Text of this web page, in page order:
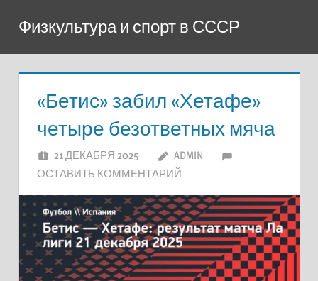
содержимому
Физкультура и спорт в СССР
«Бетис» забил «Хетафе»
четыре безответных мяча
21 ДЕКАБРЯ 2025
ADMIN
ОСТАВИТЬ КОММЕНТАРИЙ